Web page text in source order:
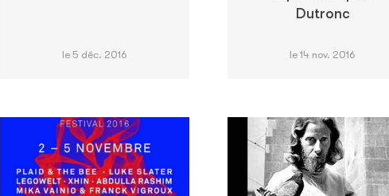
le 5 déc. 2016
Dutronc
le 14 nov. 2016